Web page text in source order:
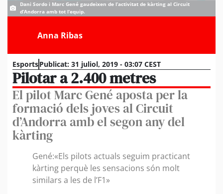
Dani Sordo i Marc Gené gaudeixen de l’activitat de kàrting al Circuit
d’Andorra amb tot l’equip.
Anna Ribas
EsportsPublicat: 31 juliol, 2019 - 03:07 CEST
Pilotar a 2.400 metres
El pilot Marc Gené aposta per la
formació dels joves al Circuit
d’Andorra amb el segon any del
kàrting
Gené:«Els pilots actuals seguim practicant
kàrting perquè les sensacions són molt
similars a les de l’F1»